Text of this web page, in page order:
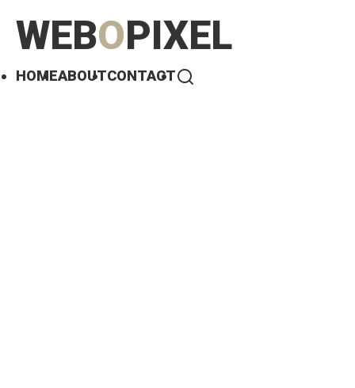
WEBOPIXEL
HOMEABOUTCONTACT